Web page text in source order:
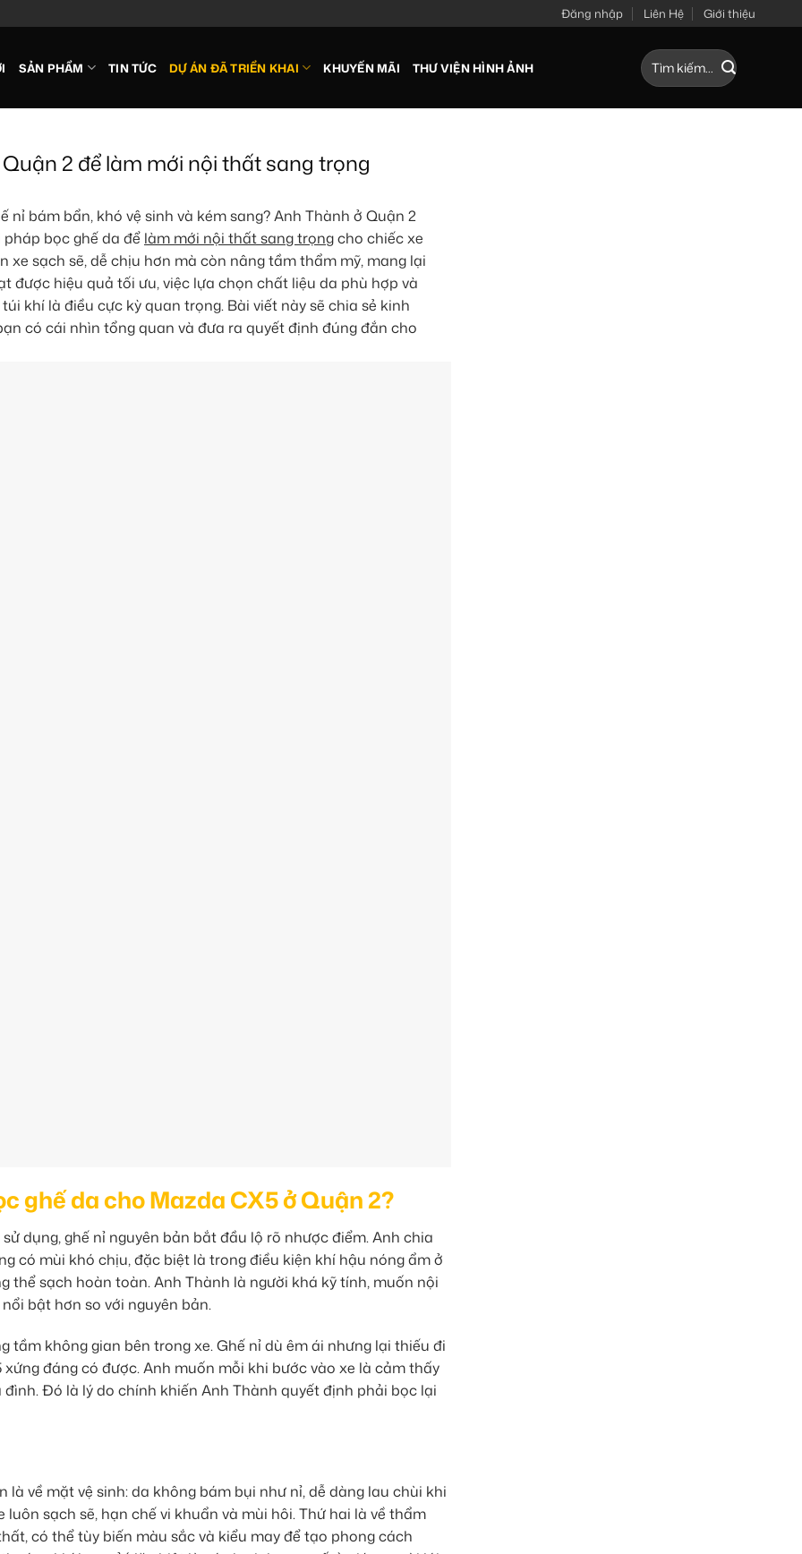
Đăng nhập Liên Hệ Giới thiệu
SẢN PHẨM TIN TỨC DỰ ÁN ĐÃ TRIỂN KHAI KHUYẾN MÃI THƯ VIỆN HÌNH ẢNH
Tìm
kiếm:
2 để làm mới nội thất sang trọng
bám bẩn, khó vệ sinh và kém sang? Anh Thành ở Quận 2
bọc ghế da để làm mới nội thất sang trọngcho chiếc xe
xe sạch sẽ, dễ chịu hơn mà còn nâng tầm thẩm mỹ, mang lại
được hiệu quả tối ưu, việc lựa chọn chất liệu da phù hợp và
khí là điều cực kỳ quan trọng. Bài viết này sẽ chia sẻ kinh
có cái nhìn tổng quan và đưa ra quyết định đúng đắn cho
ghế da cho Mazda CX5 ở Quận 2?
dụng, ghế nỉ nguyên bản bắt đầu lộ rõ nhược điểm. Anh chia
có mùi khó chịu, đặc biệt là trong điều kiện khí hậu nóng ẩm ở
thể sạch hoàn toàn. Anh Thành là người khá kỹ tính, muốn nội
bật hơn so với nguyên bản.
tầm không gian bên trong xe. Ghế nỉ dù êm ái nhưng lại thiếu đi
đáng có được. Anh muốn mỗi khi bước vào xe là cảm thấy
Đó là lý do chính khiến Anh Thành quyết định phải bọc lại
về mặt vệ sinh: da không bám bụi như nỉ, dễ dàng lau chùi khi
sạch sẽ, hạn chế vi khuẩn và mùi hôi. Thứ hai là về thẩm
có thể tùy biến màu sắc và kiểu may để tạo phong cách